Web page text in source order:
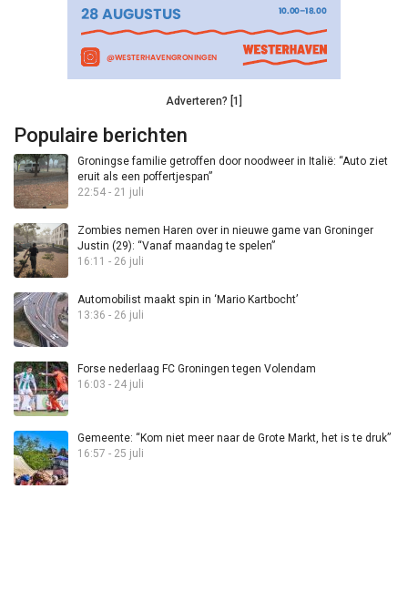
Adverteren? [1]
Populaire berichten
Groningse familie getroffen door noodweer in Italië: “Auto ziet
eruit als een poffertjespan”
22:54 - 21 juli
Zombies nemen Haren over in nieuwe game van Groninger
Justin (29): “Vanaf maandag te spelen”
16:11 - 26 juli
Automobilist maakt spin in ‘Mario Kartbocht’
13:36 - 26 juli
Forse nederlaag FC Groningen tegen Volendam
16:03 - 24 juli
Gemeente: “Kom niet meer naar de Grote Markt, het is te druk”
16:57 - 25 juli